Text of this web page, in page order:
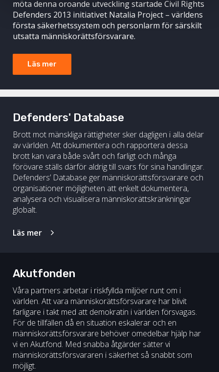
möta denna oroande utveckling startade Civil Rights
Defenders 2013 initiativet Natalia Project – världens
första säkerhetssystem och personlarm för särskilt
utsatta människorättsförsvarare.
Läs mer
Defenders' Database
Brott mot mänskliga rättigheter sker dagligen i alla delar
av världen. Att dokumentera och rapportera dessa
brott kan vara både svårt och farligt och många
förövare ställs därför aldrig till svars för sina handlingar.
Defenders’ Database ger människorättsförsvarare och
organisationer möjligheten att enkelt dokumentera,
analysera och visualisera människorättskränkningar
globalt.
Läs mer
Akutfonden
Våra partners arbetar i riskfyllda miljöer runt om i
världen. Att vara människorättsförsvarare har blivit
farligare i takt med att demokratin i världen försvagas.
För de tillfällen då en situation eskalerar och en
människorättsförsvarare behöver omedelbar hjälp har
vi en Akutfond. Med snabba åtgärder sätter vi
människorättsförsvararen i säkerhet så snabbt som
möjligt.